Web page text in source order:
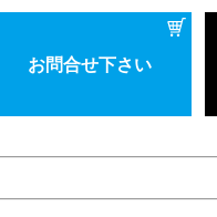
お問合せ下さい